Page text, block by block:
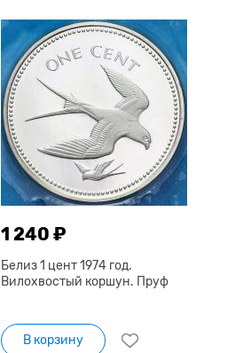
1 240 ₽
Белиз 1 цент 1974 год.
Вилохвостый коршун. Пруф
В корзину